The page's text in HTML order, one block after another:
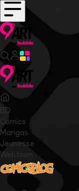
BD
Comics
Mangas
Jeunesse
Webtoon